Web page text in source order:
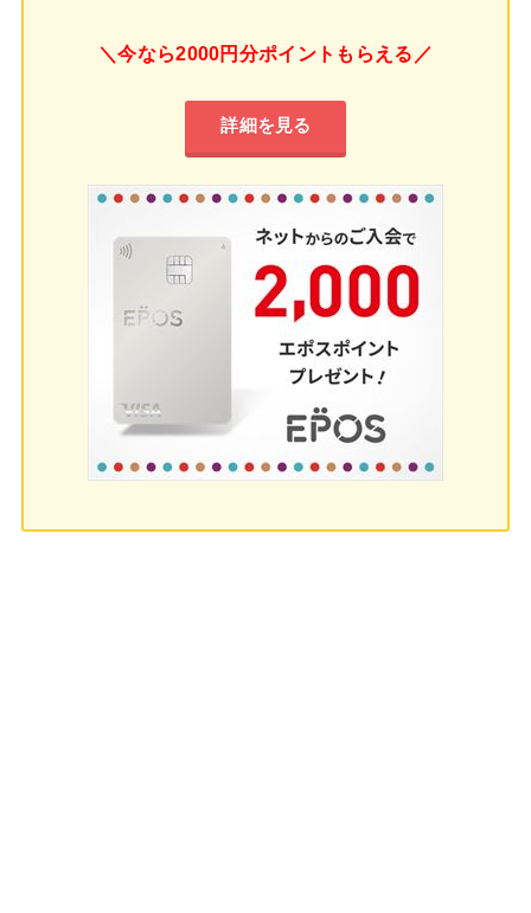
＼今なら2000円分ポイントもらえる／
詳細を見る